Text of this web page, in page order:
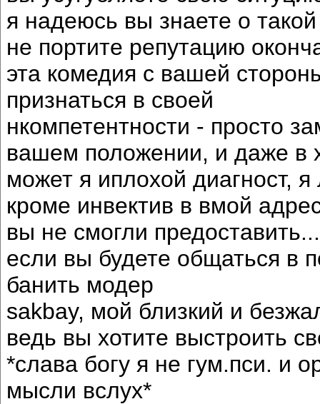
я надеюсь вы знаете о
не портите репутацию
эта комедия с вашей
признаться в своей
нкомпетентности - просто
вашем положении, и даже в
может я иплохой диагност,
кроме инвектив в вмой
вы не смогли
если вы будете общаться в
банить модер
sakbay, мой близкий и
ведь вы хотите выстроить
*слава богу я не гум.пси. и
мысли вслух*